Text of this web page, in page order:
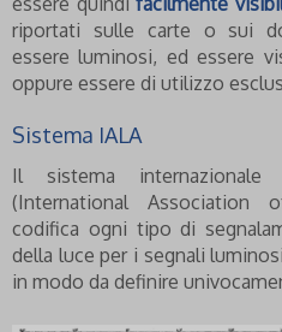
riportati sulle carte o sui
essere luminosi, ed essere
oppure essere di utilizzo
Sistema IALA
Il sistema internazionale
(International Association
codifica ogni tipo di
della luce per i segnali
in modo da definire